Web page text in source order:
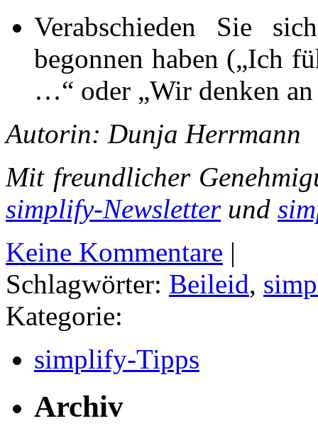
Verabschieden Sie
begonnen haben („Ich
…“ oder „Wir denken
Autorin: Dunja Herrmann
Mit freundlicher
simplify-Newsletterund
Keine Kommentare |
Schlagwörter: Beileid,
Kategorie:
simplify-Tipps
Archiv